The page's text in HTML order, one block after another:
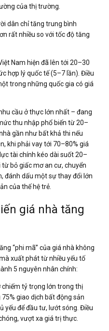
của thị trường.
dân chỉ tăng trung bình
rất nhiều so với tốc độ tăng
Nam hiện đã lên tới 20–30
hợp lý quốc tế (5–7 lần). Điều
trong những quốc gia có giá
cầu ở thực lớn nhất – đang
thu nhập phổ biến từ 20–
gần như bất khả thi nếu
khi phải vay tới 70–80% giá
tài chính kéo dài suốt 20–
bỏ giấc mơ an cư, chuyển
đánh dấu một sự thay đổi lớn
của thế hệ trẻ.
giá nhà tăng
“phi mã” của giá nhà không
xuất phát từ nhiều yếu tố
5 nguyên nhân chính:
tỷ trọng lớn trong thị
giao dịch bất động sản
yếu để đầu tư, lướt sóng. Điều
vượt xa giá trị thực.